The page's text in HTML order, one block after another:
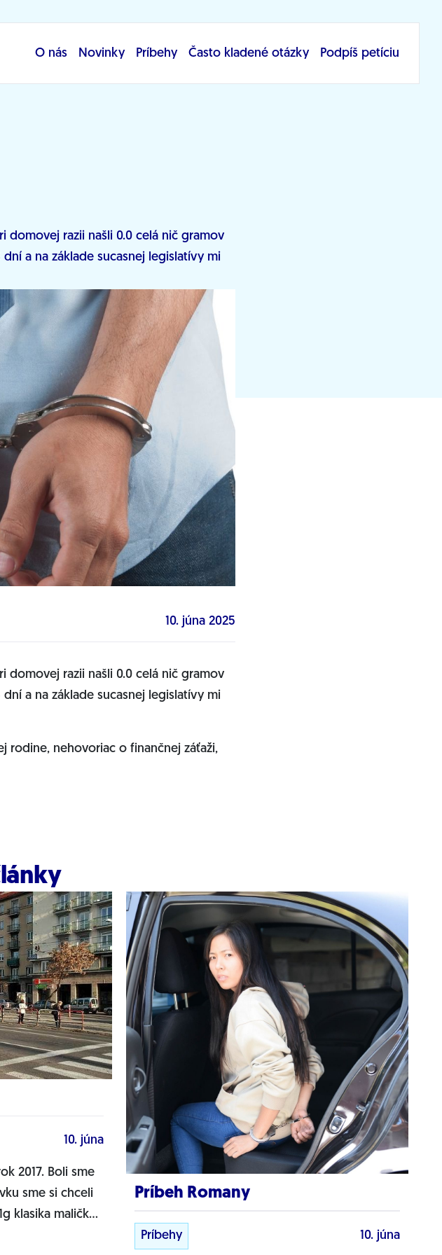
O nás Novinky Príbehy Často kladené otázky Podpíš petíciu
domovej razii našli 0.0 celá nič gramov
a na základe sucasnej legislatívy mi
10. júna 2025
domovej razii našli 0.0 celá nič gramov
a na základe sucasnej legislatívy mi
rodine, nehovoriac o finančnej záťaži,
10. júna
2017. Boli sme
sme si chceli
klasika maličký.)
Príbeh Romany
Príbehy 10. júna